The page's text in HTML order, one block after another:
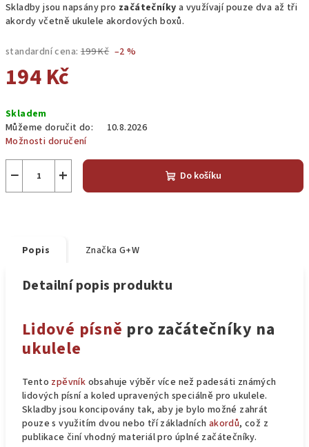
Skladby jsou napsány pro začátečníky a využívají pouze dva až tři
akordy včetně ukulele akordových boxů.
standardní cena: 199 Kč –2 %
194 Kč
cena:
Skladem
Můžeme doručit do:
10.8.2026
Možnosti doručení
+
− Do košíku
Popis Značka G+W
Detailní popis produktu
Lidové písně pro začátečníky na
ukulele
Tento zpěvník obsahuje výběr více než padesáti známých
lidových písní a koled upravených speciálně pro ukulele.
Skladby jsou koncipovány tak, aby je bylo možné zahrát
pouze s využitím dvou nebo tří základních akordů, což z
publikace činí vhodný materiál pro úplné začátečníky.